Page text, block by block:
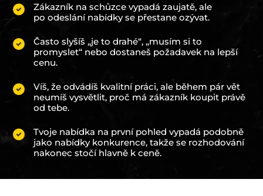
Zákazník na schůzce vypadá zaujatě, ale
po odeslání nabídky se přestane ozývat.
Často slyšíš „je to drahé“, „musím si to
promyslet“ nebo dostaneš požadavek na lepší
cenu.
Víš, že odvádíš kvalitní práci, ale během pár vět
neumíš vysvětlit, proč má zákazník koupit právě
od tebe.
Tvoje nabídka na první pohled vypadá podobně
jako nabídky konkurence, takže se rozhodování
nakonec stočí hlavně k ceně.